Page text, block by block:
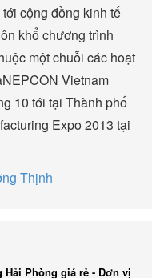
cộng đồng kinh tế
khổ chương trình
một chuỗi các hoạt
Vietnam
10 tới tại Thành phố
Expo 2013 tại
Thịnh
Hải Phòng giá rẻ - Đơn vị